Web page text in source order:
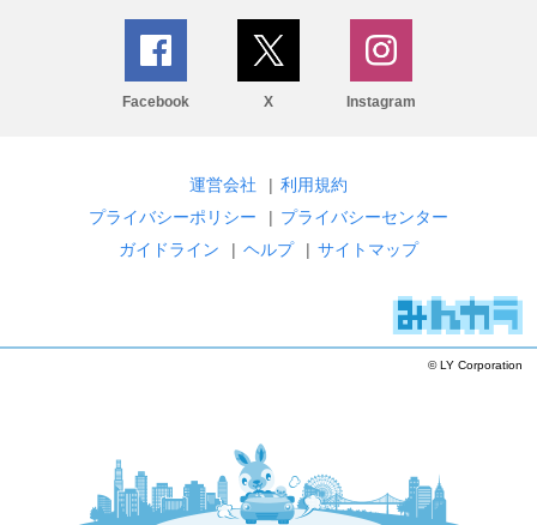
Facebook X Instagram
運営会社 | 利用規約
プライバシーポリシー
| プライバシーセンター
ガイドライン
| ヘルプ | サイトマップ
© LY Corporation